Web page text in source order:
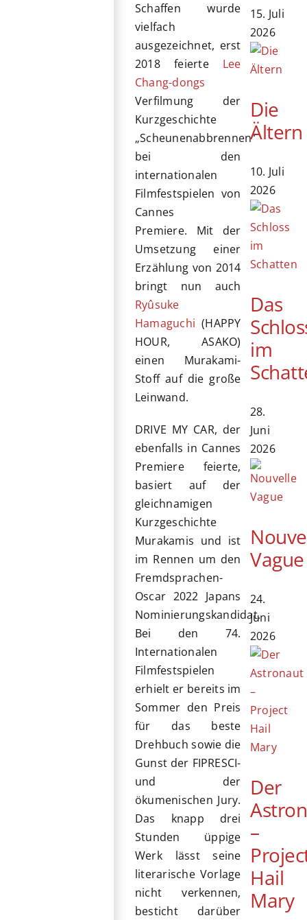
Schaffen wurde
vielfach
ausgezeichnet, erst
2018 feierte Lee
Chang-dongs
Verfilmung der
Kurzgeschichte
„Scheunenabbrennen“
bei den
internationalen
Filmfestspielen von
Cannes
Premiere. Mit der
Umsetzung einer
Erzählung von 2014
bringt nun auch
Ryûsuke
Hamaguchi (HAPPY
HOUR, ASAKO)
einen Murakami-
Stoff auf die große
Leinwand.
DRIVE MY CAR, der
ebenfalls in Cannes
Premiere feierte,
basiert auf der
gleichnamigen
Kurzgeschichte
Murakamis und ist
im Rennen um den
Fremdsprachen-
Oscar 2022 Japans
Nominierungskandidat.
Bei den 74.
Internationalen
Filmfestspielen
erhielt er bereits im
Sommer den Preis
für das beste
Drehbuch sowie die
Gunst der FIPRESCI-
und der
ökumenischen Jury.
Das knapp drei
Stunden üppige
Werk lässt seine
literarische Vorlage
nicht verkennen,
besticht darüber
15. Juli
2026
Die
Ältern
10. Juli
2026
Das
im
28.
Juni
2026
Vague
24.
Juni
2026
Der
–
Hail
Mary